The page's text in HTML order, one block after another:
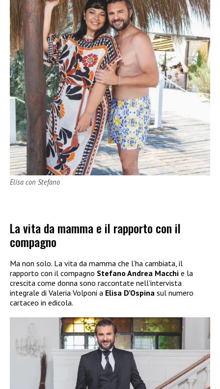
Elisa con Stefano
La vita da mamma e il rapporto con il
compagno
Ma non solo. La vita da mamma che l’ha cambiata, il
rapporto con il compagno Stefano Andrea Macchi e la
crescita come donna sono raccontate nell’intervista
integrale di Valeria Volponi a Elisa D’Ospina sul numero
cartaceo in edicola.